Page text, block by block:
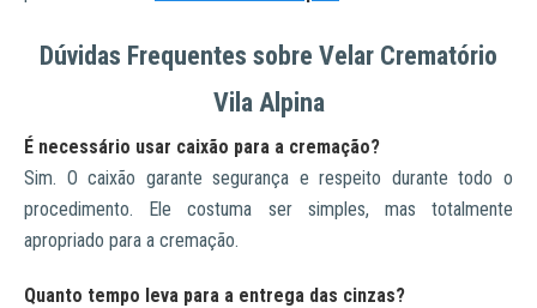
Dúvidas Frequentes sobre Velar Crematório
Vila Alpina
É necessário usar caixão para a cremação?
Sim. O caixão garante segurança e respeito durante todo o
procedimento. Ele costuma ser simples, mas totalmente
apropriado para a cremação.
Quanto tempo leva para a entrega das cinzas?